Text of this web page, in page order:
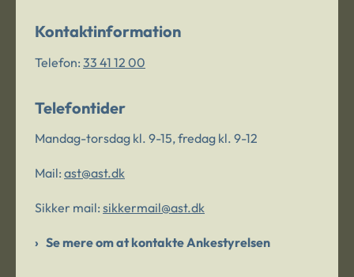
Kontaktinformation
Telefon: 33 41 12 00
Telefontider
Mandag-torsdag kl. 9-15, fredag kl. 9-12
Mail: ast@ast.dk
Sikker mail: sikkermail@ast.dk
Se mere om at kontakte Ankestyrelsen